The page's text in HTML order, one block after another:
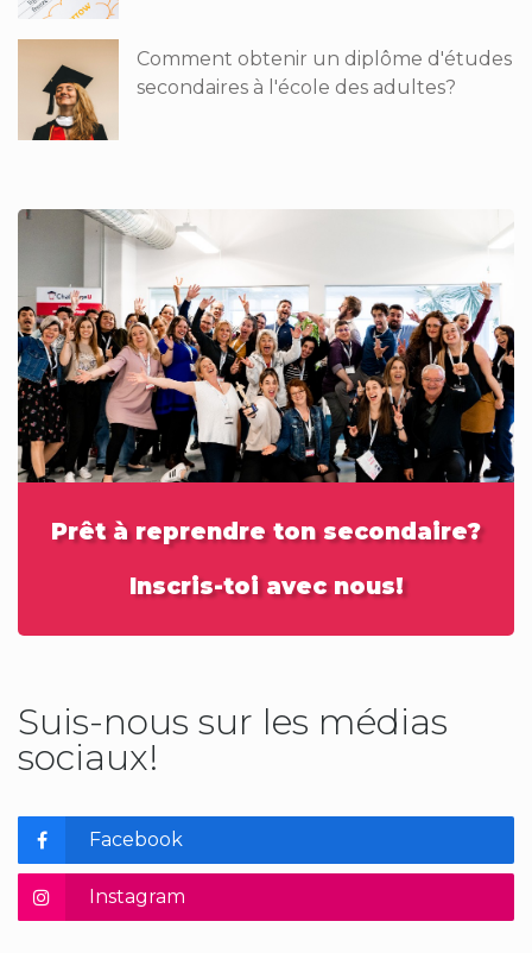
Comment obtenir un diplôme d'études
secondaires à l'école des adultes?
Prêt à reprendre ton secondaire?
Inscris-toi avec nous!
Suis-nous sur les médias
sociaux!
Facebook
Instagram